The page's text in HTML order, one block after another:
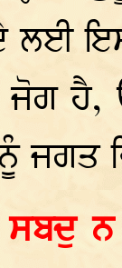
ਲਈ
ਜੋਗ
ਜਗਤ
ਨ